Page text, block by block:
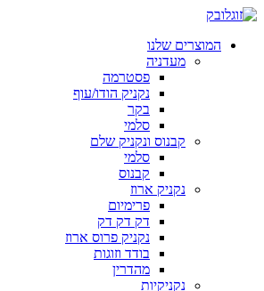
המוצרים שלנו
מעדניה
פסטרמה
נקניק הודו/עוף
בקר
סלמי
קבנוס ונקניק שלם
סלמי
קבנוס
נקניק ארוז
פרימיום
דק דק דק
נקניק פרוס ארוז
בודד וזוגות
מהדרין
נקניקיות